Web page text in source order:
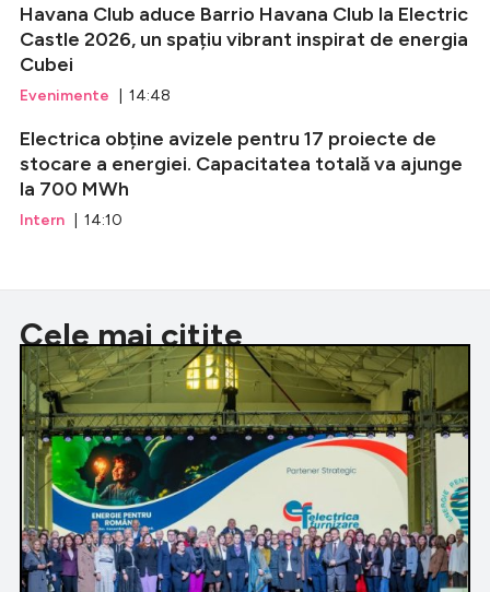
Havana Club aduce Barrio Havana Club la Electric
Castle 2026, un spațiu vibrant inspirat de energia
Cubei
Evenimente | 14:48
Electrica obține avizele pentru 17 proiecte de
stocare a energiei. Capacitatea totală va ajunge
la 700 MWh
Intern | 14:10
Cele mai citite